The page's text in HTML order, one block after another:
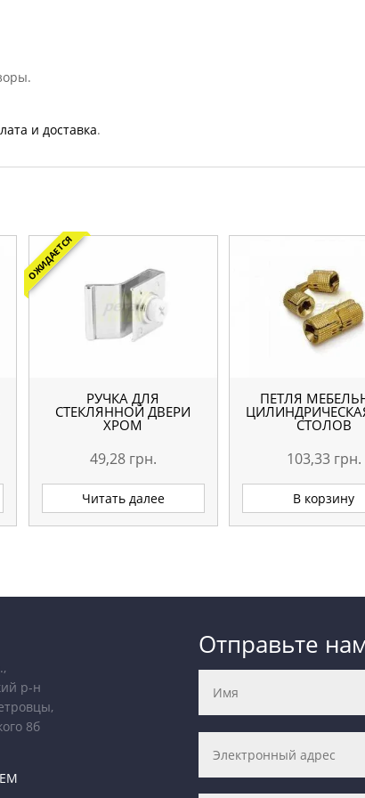
и доставка.
ОЖИДАЕТСЯ
РУЧКА ДЛЯ
СТЕКЛЯННОЙ ДВЕРИ
ХРОМ
49,28 грн.
Читать далее
ПЕТЛЯ
СТОЛОВ
103,33 грн.
В корзину
р-н
8б
Отправьте